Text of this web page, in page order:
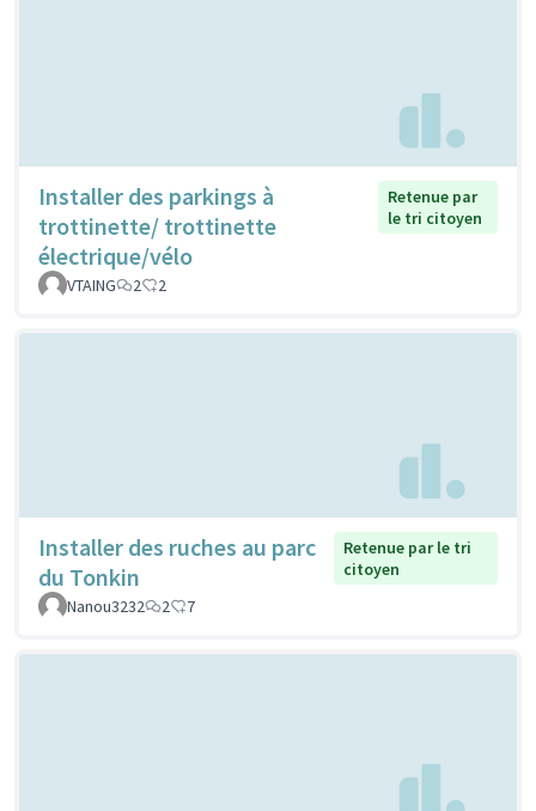
Installer des parkings à
trottinette/ trottinette
électrique/vélo
Retenue par
le tri citoyen
VTAING 2 2
Installer des ruches au parc
du Tonkin
Retenue par le tri
citoyen
Nanou3232
2 7